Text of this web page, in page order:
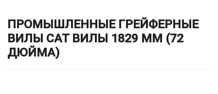
ПРОМЫШЛЕННЫЕ ГРЕЙФЕРНЫЕ
ВИЛЫ CAT ВИЛЫ 1829 ММ (72
ДЮЙМА)